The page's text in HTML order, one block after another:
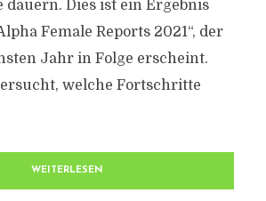
Dies ist ein Ergebnis
Female Reports 2021“, der
Jahr in Folge erscheint.
welche Fortschritte
WEITERLESEN